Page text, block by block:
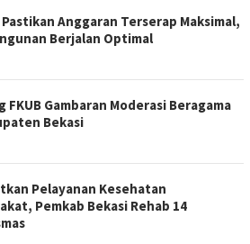
Pastikan Anggaran Terserap Maksimal,
Berjalan Optimal
FKUB Gambaran Moderasi Beragama
Bekasi
Pelayanan Kesehatan
Pemkab Bekasi Rehab 14